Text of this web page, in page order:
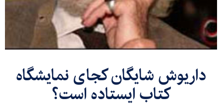
داریوش شایگان کجای نمایشگاه
کتاب ایستاده است؟